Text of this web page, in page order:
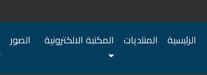
الرئيسية المنتديات المكتبة الالكترونية الصور